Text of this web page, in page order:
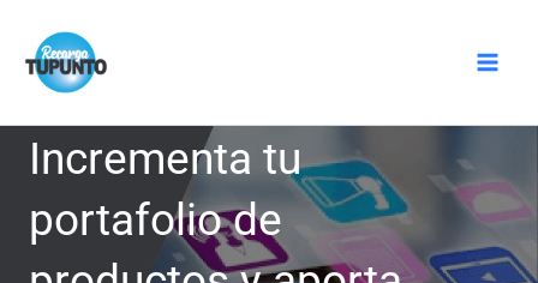
contenido
Incrementa tu
portafolio de